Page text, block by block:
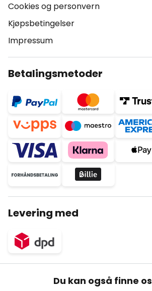
Cookies og personvern
Kjøpsbetingelser
Impressum
Betalingsmetoder
Levering med
Du kan også finne